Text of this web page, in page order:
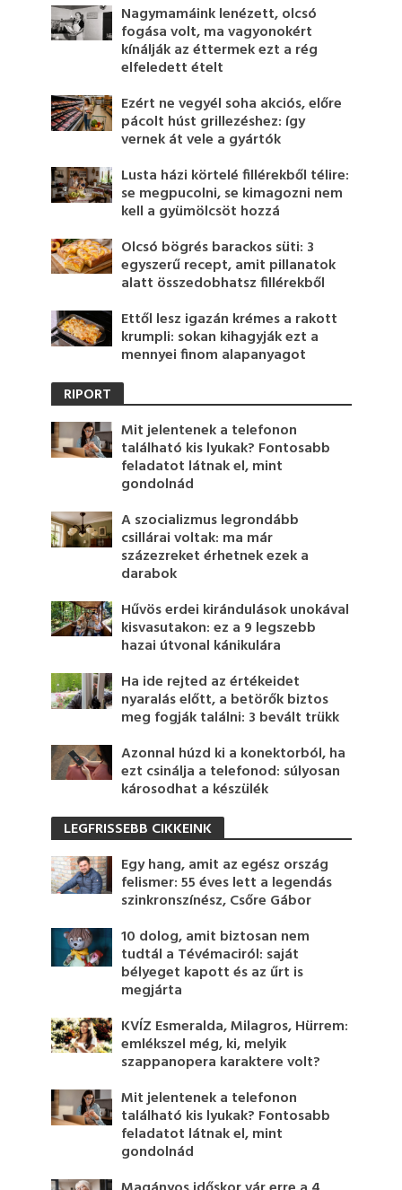
Nagymamáink lenézett, olcsó
fogása volt, ma vagyonokért
kínálják az éttermek ezt a rég
elfeledett ételt
Ezért ne vegyél soha akciós, előre
pácolt húst grillezéshez: így
vernek át vele a gyártók
Lusta házi körtelé fillérekből télire:
se megpucolni, se kimagozni nem
kell a gyümölcsöt hozzá
Olcsó bögrés barackos süti: 3
egyszerű recept, amit pillanatok
alatt összedobhatsz fillérekből
Ettől lesz igazán krémes a rakott
krumpli: sokan kihagyják ezt a
mennyei finom alapanyagot
RIPORT
Mit jelentenek a telefonon
található kis lyukak? Fontosabb
feladatot látnak el, mint
gondolnád
A szocializmus legrondább
csillárai voltak: ma már
százezreket érhetnek ezek a
darabok
Hűvös erdei kirándulások unokával
kisvasutakon: ez a 9 legszebb
hazai útvonal kánikulára
Ha ide rejted az értékeidet
nyaralás előtt, a betörők biztos
meg fogják találni: 3 bevált trükk
Azonnal húzd ki a konektorból, ha
ezt csinálja a telefonod: súlyosan
károsodhat a készülék
LEGFRISSEBB CIKKEINK
Egy hang, amit az egész ország
felismer: 55 éves lett a legendás
szinkronszínész, Csőre Gábor
10 dolog, amit biztosan nem
tudtál a Tévémaciról: saját
bélyeget kapott és az űrt is
megjárta
KVÍZ Esmeralda, Milagros, Hürrem:
emlékszel még, ki, melyik
szappanopera karaktere volt?
Mit jelentenek a telefonon
található kis lyukak? Fontosabb
feladatot látnak el, mint
gondolnád